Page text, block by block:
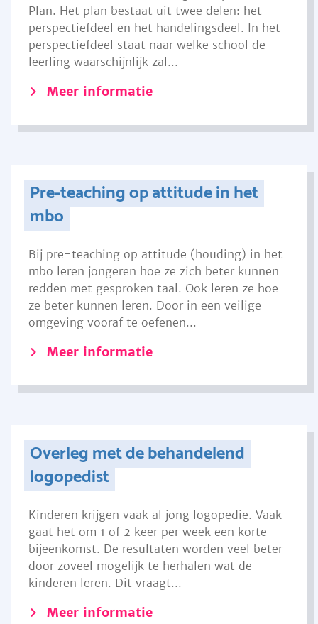
Plan. Het plan bestaat uit twee delen: het
perspectiefdeel en het handelingsdeel. In het
perspectiefdeel staat naar welke school de
leerling waarschijnlijk zal...
Meer informatie
Pre-teaching op attitude in het
mbo
Bij pre-teaching op attitude (houding) in het
mbo leren jongeren hoe ze zich beter kunnen
redden met gesproken taal. Ook leren ze hoe
ze beter kunnen leren. Door in een veilige
omgeving vooraf te oefenen...
Meer informatie
Overleg met de behandelend
logopedist
Kinderen krijgen vaak al jong logopedie. Vaak
gaat het om 1 of 2 keer per week een korte
bijeenkomst. De resultaten worden veel beter
door zoveel mogelijk te herhalen wat de
kinderen leren. Dit vraagt...
Meer informatie